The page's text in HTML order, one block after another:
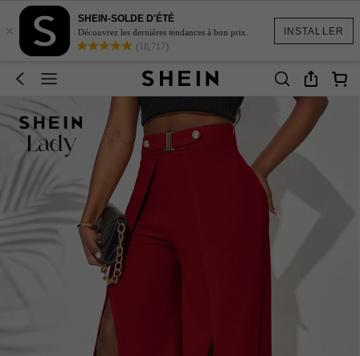
INSTALLER
×
SHEIN-SOLDE D'ÉTÉ
Découvrez les dernières tendances à bon prix.
(18,717)